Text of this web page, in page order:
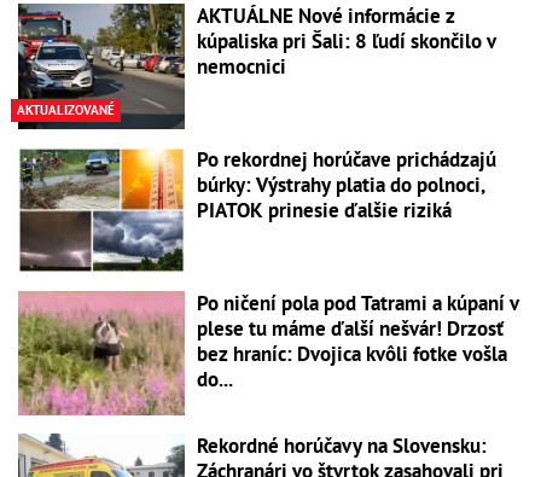
AKTUALIZOVANÉ
AKTUÁLNE Nové informácie z
kúpaliska pri Šali: 8 ľudí skončilo v
nemocnici
Po rekordnej horúčave prichádzajú
búrky: Výstrahy platia do polnoci,
PIATOK prinesie ďalšie riziká
Po ničení pola pod Tatrami a kúpaní v
plese tu máme ďalší nešvár! Drzosť
bez hraníc: Dvojica kvôli fotke vošla
do...
Rekordné horúčavy na Slovensku:
Záchranári vo štvrtok zasahovali pri